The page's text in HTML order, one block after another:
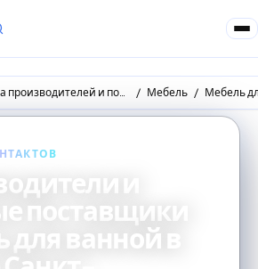
покупателей
Бесплатная база производителей и поставщиков товаров оптом Мебель Мебель
и
поставщики
для ванной в